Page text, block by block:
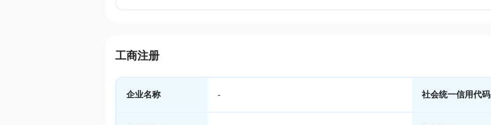
工商注册
企业名称 - 社会统一信用代码